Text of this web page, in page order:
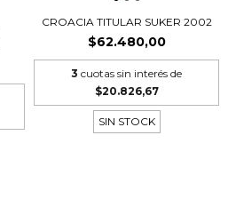
CROACIA TITULAR SUKER 2002
$62.480,00
3 cuotas sin interés de
$20.826,67
SIN STOCK